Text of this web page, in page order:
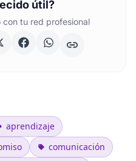
útil?
tu red profesional
aprendizaje
comunicación